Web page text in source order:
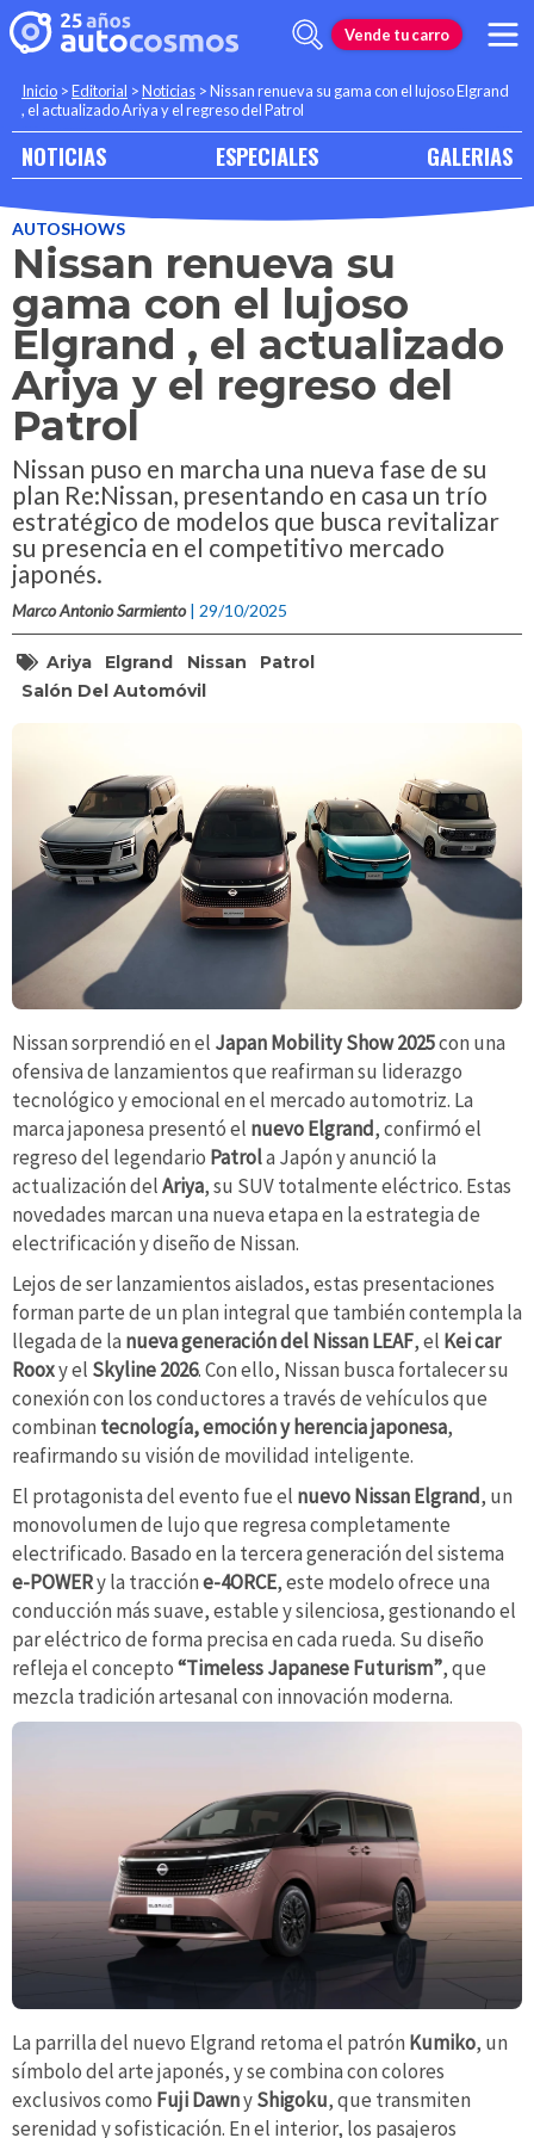
Vende tu carro
Inicio >Editorial >Noticias >Nissan renueva su gama con el lujoso Elgrand
, el actualizado Ariya y el regreso del Patrol
NOTICIAS ESPECIALES GALERIAS
AUTOSHOWS
Nissan renueva su
gama con el lujoso
Elgrand , el actualizado
Ariya y el regreso del
Patrol
Nissan puso en marcha una nueva fase de su
plan Re:Nissan, presentando en casa un trío
estratégico de modelos que busca revitalizar
su presencia en el competitivo mercado
japonés.
Marco Antonio Sarmiento | 29/10/2025
Ariya Elgrand Nissan
Patrol
Salón Del Automóvil
Nissan sorprendió en el Japan Mobility Show 2025con una
ofensiva de lanzamientos que reafirman su liderazgo
tecnológico y emocional en el mercado automotriz. La
marca japonesa presentó el nuevo Elgrand, confirmó el
regreso del legendario Patrola Japón y anunció la
actualización delAriya, su SUV totalmente eléctrico. Estas
novedades marcan una nueva etapa en la estrategia de
electrificación y diseño de Nissan.
Lejos de ser lanzamientos aislados, estas presentaciones
forman parte de un plan integral que también contempla la
llegada de la nueva generación del Nissan LEAF, el Kei car
Rooxy el Skyline 2026. Con ello, Nissan busca fortalecer su
conexión con los conductores a través de vehículos que
combinan tecnología, emoción y herencia japonesa,
reafirmando su visión de movilidad inteligente.
El protagonista del evento fue el nuevo Nissan Elgrand, un
monovolumen de lujo que regresa completamente
electrificado. Basado en la tercera generación del sistema
e-POWERy la traccióne-4ORCE, este modelo ofrece una
conducción más suave, estable y silenciosa, gestionando el
par eléctrico de forma precisa en cada rueda. Su diseño
refleja el concepto“Timeless Japanese Futurism”, que
mezcla tradición artesanal con innovación moderna.
La parrilla del nuevo Elgrand retoma el patrón Kumiko, un
símbolo del arte japonés, y se combina con colores
exclusivos como Fuji DawnyShigoku, que transmiten
serenidad y sofisticación. En el interior, los pasajeros